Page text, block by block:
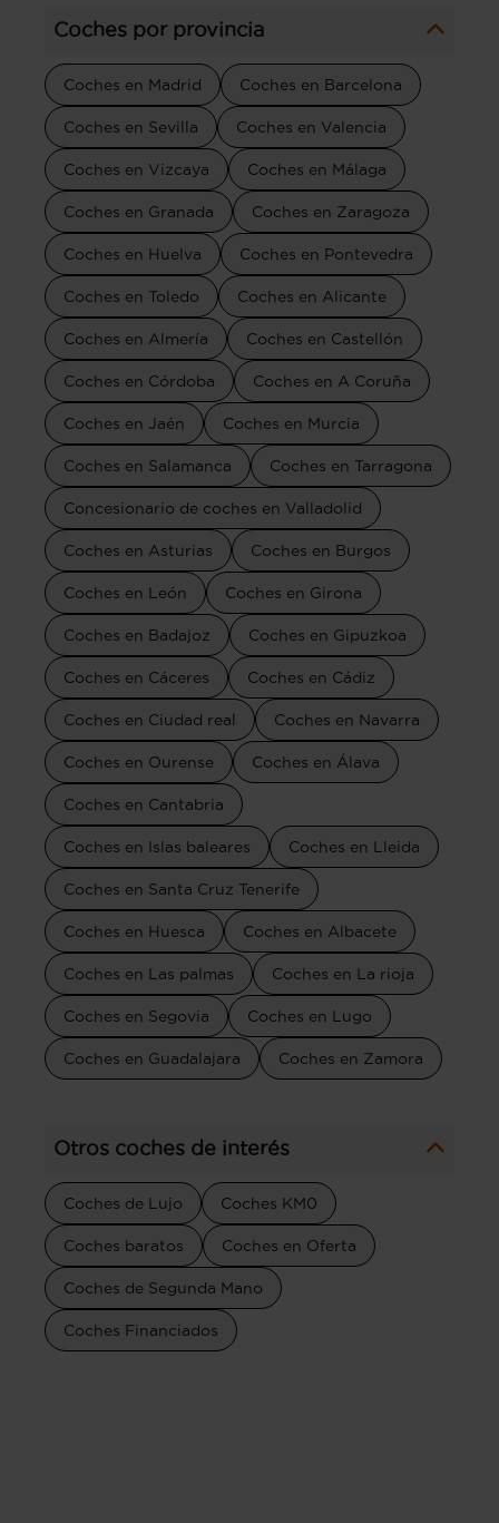
Coches por provincia
Coches en Madrid Coches en Barcelona
Coches en Sevilla Coches en Valencia
Coches en Vizcaya Coches en Málaga
Coches en Granada Coches en Zaragoza
Coches en Huelva Coches en Pontevedra
Coches en Toledo Coches en Alicante
Coches en Almería Coches en Castellón
Coches en Córdoba Coches en A Coruña
Coches en Jaén Coches en Murcia
Coches en Salamanca Coches en Tarragona
Concesionario de coches en Valladolid
Coches en Asturias Coches en Burgos
Coches en León Coches en Girona
Coches en Badajoz Coches en Gipuzkoa
Coches en Cáceres Coches en Cádiz
Coches en Ciudad real Coches en Navarra
Coches en Ourense Coches en Álava
Coches en Cantabria
Coches en Islas baleares Coches en Lleida
Coches en Santa Cruz Tenerife
Coches en Huesca Coches en Albacete
Coches en Las palmas Coches en La rioja
Coches en Segovia Coches en Lugo
Coches en Guadalajara Coches en Zamora
Otros coches de interés
Coches de Lujo Coches KM0
Coches baratos Coches en Oferta
Coches de Segunda Mano
Coches Financiados